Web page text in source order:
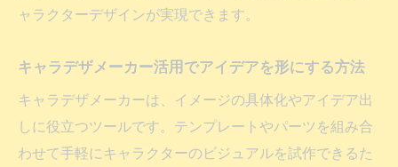
ャラクターデザインが実現できます。
キャラデザメーカー活用でアイデアを形にする方法
キャラデザメーカーは、イメージの具体化やアイデア出
しに役立つツールです。テンプレートやパーツを組み合
わせて手軽にキャラクターのビジュアルを試作できるた